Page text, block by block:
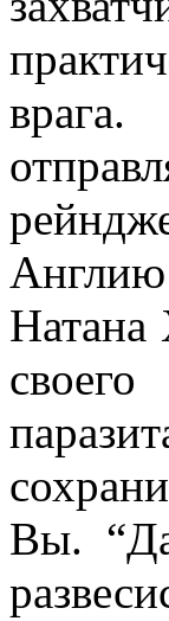
Англию
Натана
Вы.